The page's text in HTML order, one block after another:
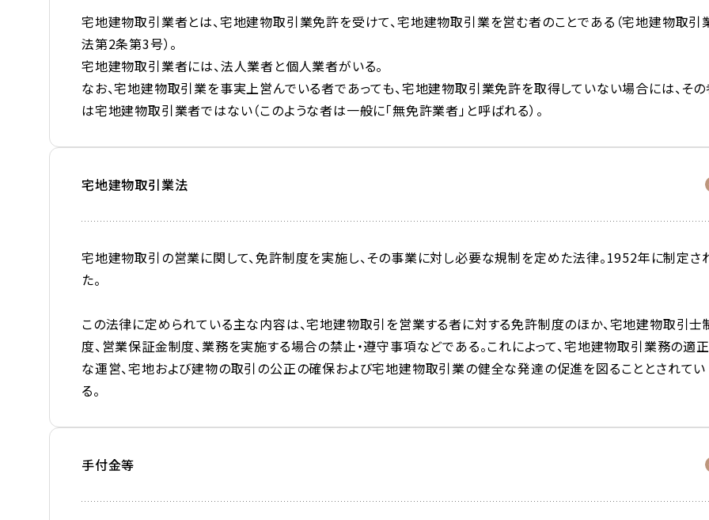
宅地建物取引業者とは、宅地建物取引業免許を受けて、宅地建物取引業を営む者のことである（宅地建物取引
法第2条第3号）。
宅地建物取引業者には、法人業者と個人業者がいる。
なお、宅地建物取引業を事実上営んでいる者であっても、宅地建物取引業免許を取得していない場合には、そ
は宅地建物取引業者ではない（このような者は一般に「無免許業者」と呼ばれる）。
宅地建物取引業法
宅地建物取引の営業に関して、免許制度を実施し、その事業に対し必要な規制を定めた法律。1952年に制定さ
た。
この法律に定められている主な内容は、宅地建物取引を営業する者に対する免許制度のほか、宅地建物取引士
度、営業保証金制度、業務を実施する場合の禁止・遵守事項などである。これによって、宅地建物取引業務の適正
な運営、宅地および建物の取引の公正の確保および宅地建物取引業の健全な発達の促進を図ることとされてい
る。
手付金等